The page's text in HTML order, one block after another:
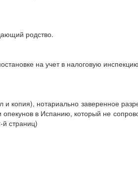
родство.
на учет в налоговую
копия), нотариально заверенное
в Испанию, который не
й страниц)